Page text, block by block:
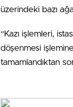
üzerindeki bazı
“Kazı işlemleri,
döşenmesi
tamamlandıktan